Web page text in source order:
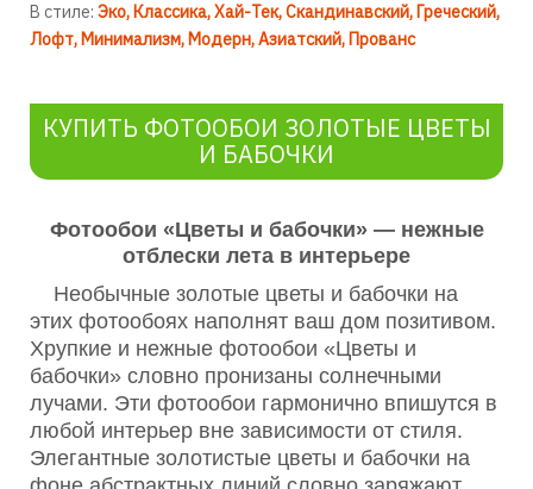
В стиле: Эко Классика Хай-Тек Скандинавский Греческий
Лофт Минимализм Модерн Азиатский Прованс
КУПИТЬ ФОТООБОИ ЗОЛОТЫЕ ЦВЕТЫ
И БАБОЧКИ
Фотообои «Цветы и бабочки» — нежные
отблески лета в интерьере
Необычные золотые цветы и бабочки на
этих фотообоях наполнят ваш дом позитивом.
Хрупкие и нежные фотообои «Цветы и
бабочки» словно пронизаны солнечными
лучами. Эти фотообои гармонично впишутся в
любой интерьер вне зависимости от стиля.
Элегантные золотистые цветы и бабочки на